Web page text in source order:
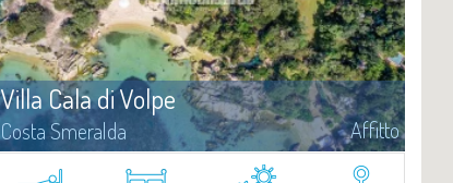
Villa Cala di Volpe
Costa Smeralda Affitto
Vi diamo il benvenuto a Villa Cala di Volpe, straordinaria proprietà